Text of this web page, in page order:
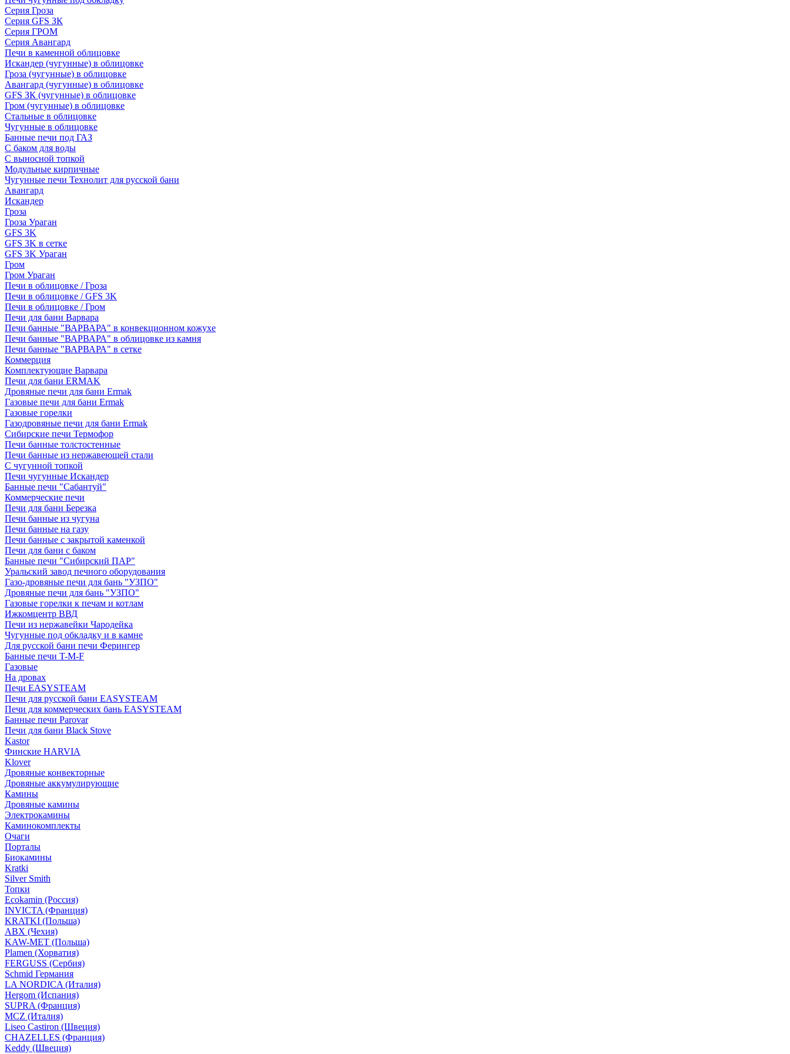
Серия Гроза
Серия GFS ЗК
Серия ГРОМ
Серия Авангард
Печи в каменной облицовке
Искандер (чугунные) в облицовке
Гроза (чугунные) в облицовке
Авангард (чугунные) в облицовке
GFS ЗК (чугунные) в облицовке
Гром (чугунные) в облицовке
Стальные в облицовке
Чугунные в облицовке
Банные печи под ГАЗ
С баком для воды
С выносной топкой
Модульные кирпичные
Чугунные печи Технолит для русской бани
Авангард
Искандер
Гроза
Гроза Ураган
GFS 3K
GFS 3K в сетке
GFS 3K Ураган
Гром
Гром Ураган
Печи в облицовке / Гроза
Печи в облицовке / GFS 3K
Печи в облицовке / Гром
Печи для бани Варвара
Печи банные "ВАРВАРА" в конвекционном кожухе
Печи банные "ВАРВАРА" в облицовке из камня
Печи банные "ВАРВАРА" в сетке
Коммерция
Комплектующие Варвара
Печи для бани ERMAK
Дровяные печи для бани Ermak
Газовые печи для бани Ermak
Газовые горелки
Газодровяные печи для бани Ermak
Сибирские печи Термофор
Печи банные толстостенные
Печи банные из нержавеющей стали
С чугунной топкой
Печи чугунные Искандер
Банные печи "Сабантуй"
Коммерческие печи
Печи для бани Березка
Печи банные из чугуна
Печи банные на газу
Печи банные с закрытой каменкой
Печи для бани с баком
Банные печи "Сибирский ПАР"
Уральский завод печного оборудования
Газо-дровяные печи для бань "УЗПО"
Дровяные печи для бань "УЗПО"
Газовые горелки к печам и котлам
Ижкомцентр ВВД
Печи из нержавейки Чародейка
Чугунные под обкладку и в камне
Для русской бани печи Ферингер
Банные печи T-M-F
Газовые
На дровах
Печи EASYSTEAM
Печи для русской бани EASYSTEAM
Печи для коммерческих бань EASYSTEAM
Банные печи Parovar
Печи для бани Black Stove
Kastor
Финские HARVIA
Klover
Дровяные конвекторные
Дровяные аккумулирующие
Камины
Дровяные камины
Электрокамины
Каминокомплекты
Очаги
Порталы
Биокамины
Kratki
Silver Smith
Топки
Ecokamin (Россия)
INVICTA (Франция)
KRATKI (Польша)
ABX (Чехия)
KAW-MET (Польша)
Plamen (Хорватия)
FERGUSS (Сербия)
Schmid Германия
LA NORDICA (Италия)
Hergom (Испания)
SUPRA (Франция)
MCZ (Италия)
Liseo Castiron (Швеция)
CHAZELLES (Франция)
Keddy (Швеция)